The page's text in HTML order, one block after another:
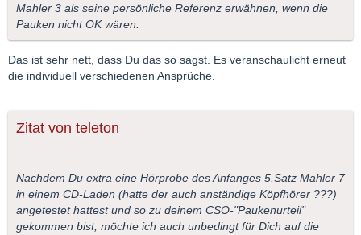
Mahler 3 als seine persönliche Referenz erwähnen, wenn die
Pauken nicht OK wären.
Das ist sehr nett, dass Du das so sagst. Es veranschaulicht erneut
die individuell verschiedenen Ansprüche.
Zitat von teleton
Nachdem Du extra eine Hörprobe des Anfanges 5.Satz Mahler 7
in einem CD-Laden (hatte der auch anständige Köpfhörer ???)
angetestet hattest und so zu deinem CSO-"Paukenurteil"
gekommen bist, möchte ich auch unbedingt für Dich auf die